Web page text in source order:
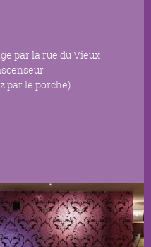
par la rue du Vieux
par le porche)